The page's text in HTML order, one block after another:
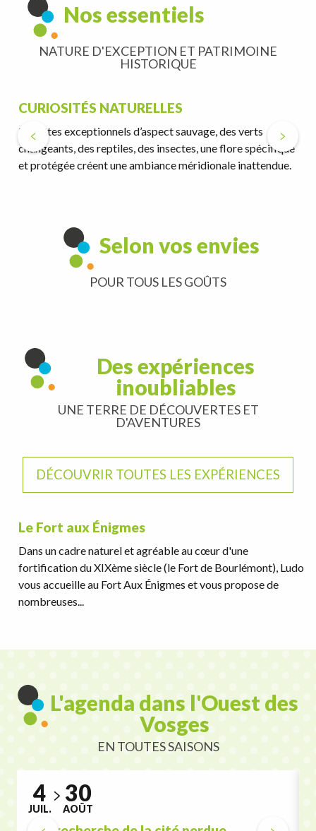
Nos essentiels
NATURE D'EXCEPTION ET PATRIMOINE
HISTORIQUE
CURIOSITÉS NATURELLES
Des sites exceptionnels d’aspect sauvage, des verts
changeants, des reptiles, des insectes, une flore spécifique
et protégée créent une ambiance méridionale inattendue.
Selon vos envies
POUR TOUS LES GOÛTS
Des expériences
inoubliables
UNE TERRE DE DÉCOUVERTES ET
D'AVENTURES
DÉCOUVRIR TOUTES LES EXPÉRIENCES
Le Fort aux Énigmes
Dans un cadre naturel et agréable au cœur d'une
fortification du XIXème siècle (le Fort de Bourlémont), Ludo
vous accueille au Fort Aux Énigmes et vous propose de
nombreuses...
L'agenda dans l'Ouest des
Vosges
EN TOUTES SAISONS
4
JUIL.
30
AOÛT